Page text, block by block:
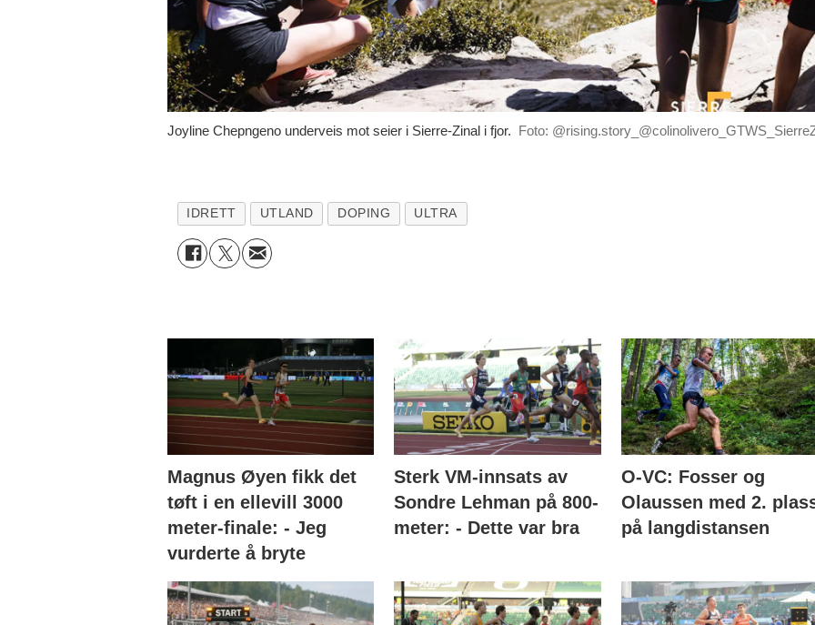
Joyline Chepngeno underveis mot seier i Sierre-Zinal i fjor. Foto:
IDRETT UTLAND DOPING ULTRA
Magnus Øyen fikk det
tøft i en ellevill 3000
meter-finale: - Jeg
vurderte å bryte
Sterk VM-innsats av
Sondre Lehman på 800-
meter: - Dette var bra
O-VC: Fosser og
Olaussen med 2.
på langdistansen